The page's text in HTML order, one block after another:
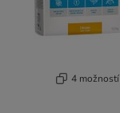
4 možností